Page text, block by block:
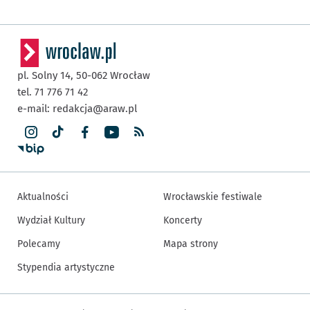
pl. Solny 14, 50-062 Wrocław
tel. 71 776 71 42
e-mail: redakcja@araw.pl
Aktualności
Wydział Kultury
Polecamy
Stypendia artystyczne
Wrocławskie festiwale
Koncerty
Mapa strony
Inne informacje